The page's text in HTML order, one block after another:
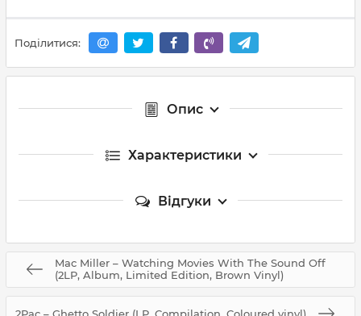
Поділитися:
Опис
Характеристики
Відгуки
Mac Miller – Watching Movies With The Sound Off
(2LP, Album, Limited Edition, Brown Vinyl)